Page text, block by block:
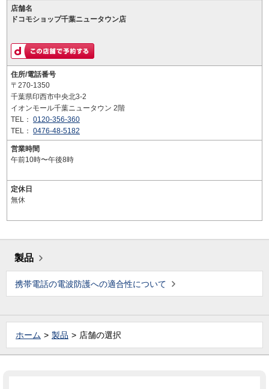
店舗名
ドコモショップ千葉ニュータウン店
住所/電話番号
〒270-1350
千葉県印西市中央北3-2
イオンモール千葉ニュータウン 2階
TEL： 0120-356-360
TEL： 0476-48-5182
営業時間
午前10時〜午後8時
定休日
無休
製品
携帯電話の電波防護への適合性について
ホーム 製品 店舗の選択